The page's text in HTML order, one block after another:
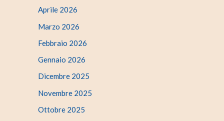
Aprile 2026
Marzo 2026
Febbraio 2026
Gennaio 2026
Dicembre 2025
Novembre 2025
Ottobre 2025